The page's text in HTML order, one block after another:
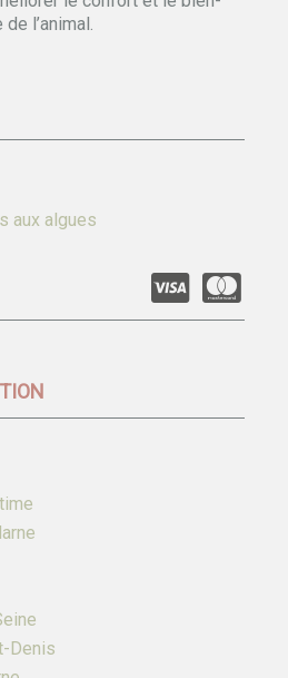
de l’animal.
aux algues
Denis